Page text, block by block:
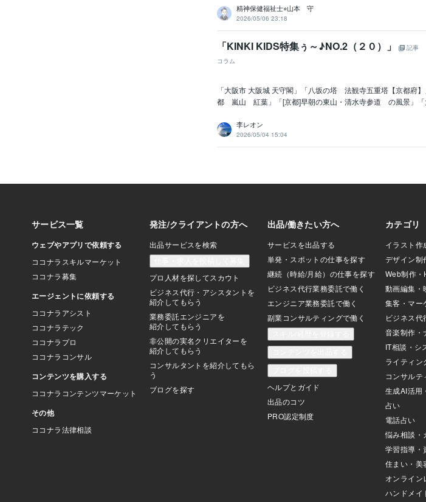
精神保健福祉士⭐︎山本 守
2026/05/06 23:18
「KINKI KIDS特集ぅ～♪NO.2（２０）」
記事
コラム
「大阪市 大阪城 天守閣」「八坂の塔 法観寺五重塔【京都府
都 嵐山 紅葉」「[京都]早朝の東山・清水寺参道 の風景」
李レオン
2026/05/04 15:04